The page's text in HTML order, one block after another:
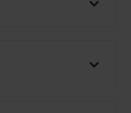
